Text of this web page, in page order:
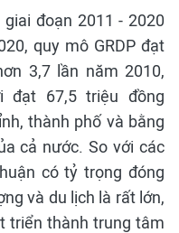
đoạn 2011 - 2020
quy mô GRDP đạt
3,7 lần năm 2010,
đạt 67,5 triệu đồng
thành phố và bằng
cả nước. So với các
có tỷ trọng đóng
và du lịch là rất lớn,
triển thành trung tâm